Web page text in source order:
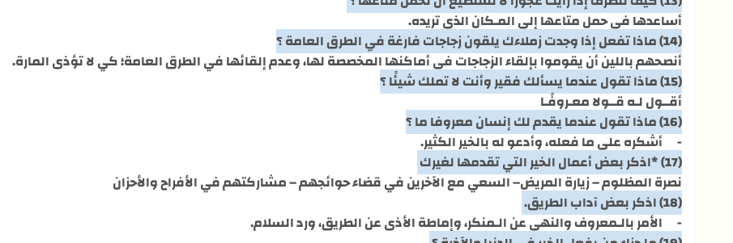
أساعدها في حمل متاعها إلى المـكان الذي تريده.
(14) ماذا تفعل إذا وجدت زملاءك يلقون زجاجات فارغة في الطرق العامة ؟
أنصحهم باللين أن يقوموا بإلقاء الزجاجات في أماكنها المخصصة لها، وعدم إلقائها في الطرق العامة؛ كي لا تؤذى المارة.
(15) ماذا تقول عندما يسألك فقير وأنت لا تملك شيئًا ؟
أقــول لـه قــولا معـروفًـا
(16) ماذا تقول عندما يقدم لك إنسان معروفا ما ؟
- أشكره على ما فعله، وأدعو له بالخير الكثير.
(17) *اذكر بعض أعمال الخير التي تقدمها لغيرك
نصرة المظلوم – زيارة المريض– السعي مع الآخرين في قضاء حوائجهم – مشاركتهم في الأفراح والأحزان
(18) اذكر بعض آداب الطريق.
- الأمر بالـمعروف والنهي عن الـمنكر، وإماطة الأذى عن الطريق، ورد السلام.